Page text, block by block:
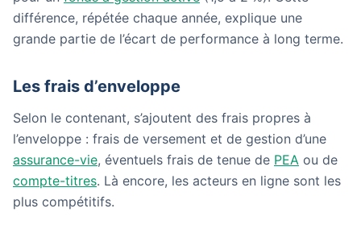
différence, répétée chaque année, explique une
grande partie de l’écart de performance à long terme.
Les frais d’enveloppe
Selon le contenant, s’ajoutent des frais propres à
l’enveloppe : frais de versement et de gestion d’une
assurance-vie, éventuels frais de tenue de PEA ou de
compte-titres. Là encore, les acteurs en ligne sont les
plus compétitifs.